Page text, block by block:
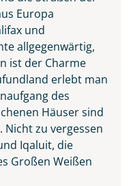
Europa
und
allgegenwärtig,
ist der Charme
erlebt man
des
Häuser sind
Nicht zu vergessen
Iqaluit, die
Großen Weißen